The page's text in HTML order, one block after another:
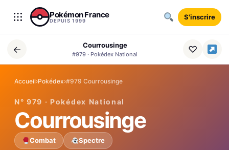
Aller au contenu
Pokémon France
DEPUIS 1999 S'inscrire
← Courrousinge
#979 · Pokédex National ♡
Accueil›Pokédex›#979 Courrousinge
N° 979 · Pokédex National
Courrousinge
Combat Spectre